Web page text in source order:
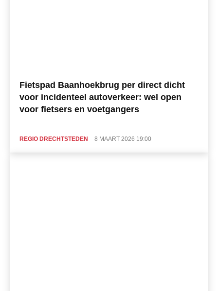
Fietspad Baanhoekbrug per direct dicht
voor incidenteel autoverkeer: wel open
voor fietsers en voetgangers
REGIO DRECHTSTEDEN 8 MAART 2026 19:00